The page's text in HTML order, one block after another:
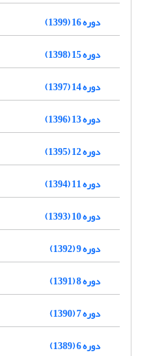
دوره 16 (1399)
دوره 15 (1398)
دوره 14 (1397)
دوره 13 (1396)
دوره 12 (1395)
دوره 11 (1394)
دوره 10 (1393)
دوره 9 (1392)
دوره 8 (1391)
دوره 7 (1390)
دوره 6 (1389)